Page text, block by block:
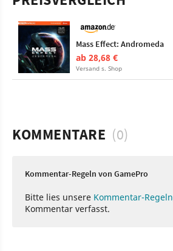
Mass Effect: Andromeda
ab 28,68 €
Versand s. Shop
KOMMENTARE (0)
Kommentar-Regeln von GamePro
Bitte lies unsere Kommentar-Regeln
Kommentar verfasst.